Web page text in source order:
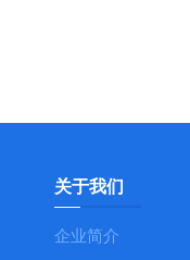
关于我们
企业简介